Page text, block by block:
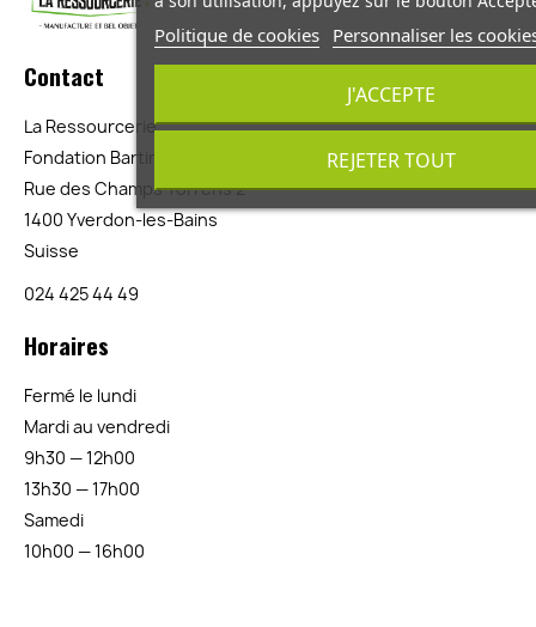
Contact
La Ressourcerie
Fondation Bartimée
Rue des Champs Torrens 2
1400 Yverdon-les-Bains
Suisse
024 425 44 49
Horaires
Fermé le lundi
Mardi au vendredi
9h30 — 12h00
13h30 — 17h00
Samedi
10h00 — 16h00
Politique de cookies Personnaliser les
REJETER TOUT
J'ACCEPTE